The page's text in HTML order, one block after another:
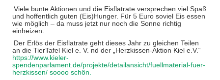
Viele bunte Aktionen und die Eisflatrate versprechen viel Spaß
und hoffentlich guten (Eis)Hunger. Für 5 Euro soviel Eis essen
wie möglich – da muss jetzt nur noch die Sonne richtig
einheizen.
Der Erlös der Eisflatrate geht dieses Jahr zu gleichen Teilen
an die TierTafel Kiel e. V. nd der „Herzkissen-Aktion Kiel e.V.“
https://www.kieler-
spendenparlament.de/projekte/detailansicht/fuellmaterial-fuer-
herzkissen/ soooo schön.